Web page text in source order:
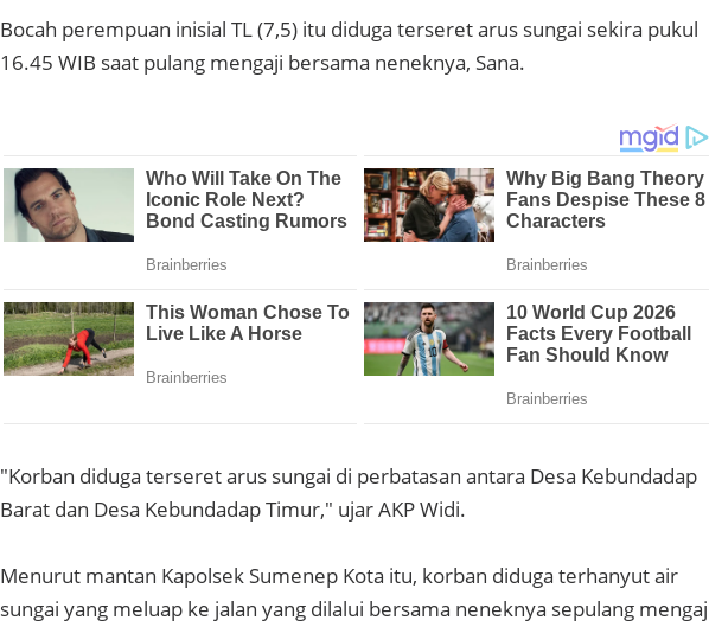
Bocah perempuan inisial TL (7,5) itu diduga terseret arus sungai sekira pukul
16.45 WIB saat pulang mengaji bersama neneknya, Sana.
"Korban diduga terseret arus sungai di perbatasan antara Desa Kebundadap
Barat dan Desa Kebundadap Timur," ujar AKP Widi.
Menurut mantan Kapolsek Sumenep Kota itu, korban diduga terhanyut air
sungai yang meluap ke jalan yang dilalui bersama neneknya sepulang